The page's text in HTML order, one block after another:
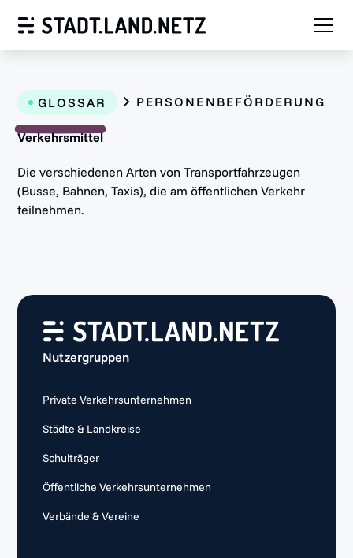
GLOSSAR PERSONENBEFÖRDERUNG
Verkehrsmittel
Die verschiedenen Arten von Transportfahrzeugen
(Busse, Bahnen, Taxis), die am öffentlichen Verkehr
teilnehmen.
Nutzergruppen
Private Verkehrsunternehmen
Städte & Landkreise
Schulträger
Öffentliche Verkehrsunternehmen
Verbände & Vereine